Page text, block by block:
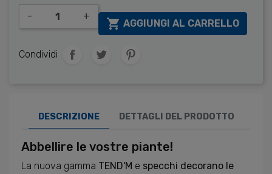
- +
 AGGIUNGI AL CARRELLO
Condividi
DESCRIZIONE DETTAGLI DEL PRODOTTO
Abbellire le vostre piante!
La nuova gamma TEND'M e specchi decorano le